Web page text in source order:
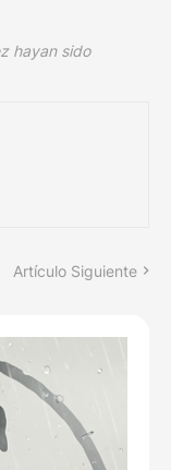
hayan sido
Artículo Siguiente